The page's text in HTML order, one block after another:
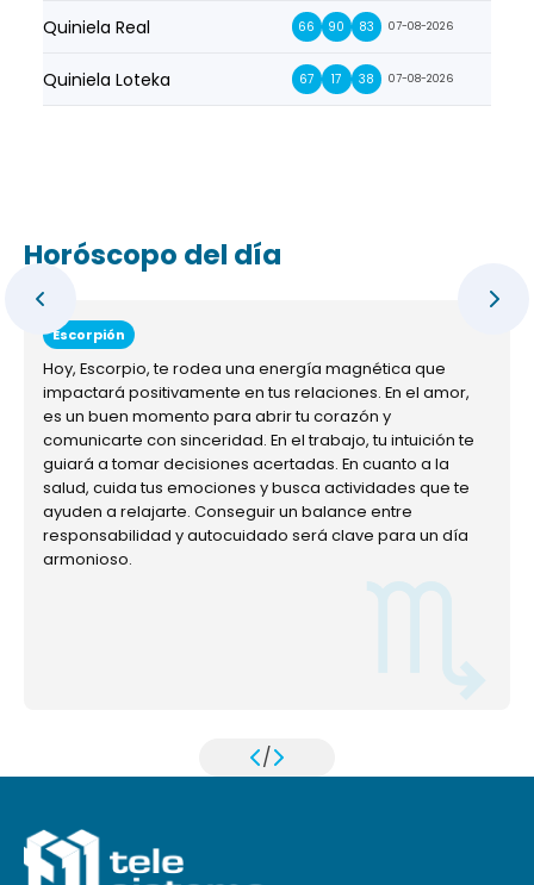
Quiniela Real 66 90 83 07-08-2026
Quiniela Loteka 67 17 38 07-08-2026
Horóscopo del día
Escorpión
Hoy, Escorpio, te rodea una energía magnética que
impactará positivamente en tus relaciones. En el amor,
es un buen momento para abrir tu corazón y
comunicarte con sinceridad. En el trabajo, tu intuición te
guiará a tomar decisiones acertadas. En cuanto a la
salud, cuida tus emociones y busca actividades que te
ayuden a relajarte. Conseguir un balance entre
responsabilidad y autocuidado será clave para un día
armonioso.
/